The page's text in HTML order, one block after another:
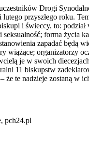
Drogi
lutego przyszłego roku.
i świeccy, to: podział
forma życia
zapadać będą
wiążące; organizatorzy
je w swoich
11 biskupstw
że te nadzieje zostaną w
pch24.pl